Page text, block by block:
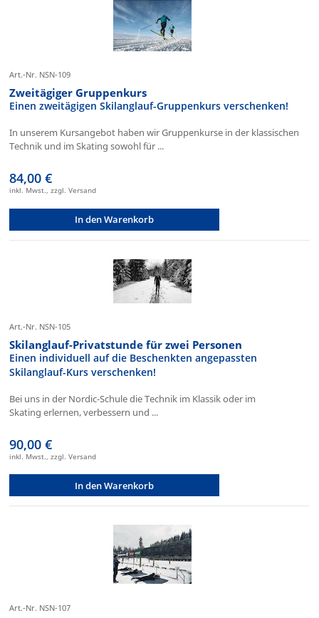
Art.-Nr. NSN-109
Zweitägiger Gruppenkurs
Einen zweitägigen Skilanglauf-Gruppenkurs verschenken!
In unserem Kursangebot haben wir Gruppenkurse in der klassischen
Technik und im Skating sowohl für ...
84,00 €
inkl. Mwst., zzgl. Versand
In den Warenkorb
Art.-Nr. NSN-105
Skilanglauf-Privatstunde für zwei Personen
Einen individuell auf die Beschenkten angepassten
Skilanglauf-Kurs verschenken!
Bei uns in der Nordic-Schule die Technik im Klassik oder im
Skating erlernen, verbessern und ...
90,00 €
inkl. Mwst., zzgl. Versand
In den Warenkorb
Art.-Nr. NSN-107